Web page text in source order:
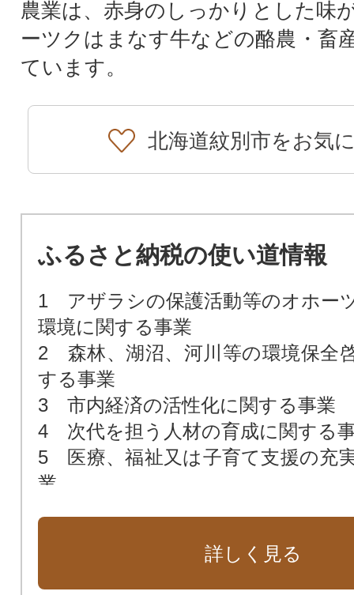
農業は、赤身のしっかりとした味
ーツクはまなす牛などの酪農・畜
ています。
北海道紋別市をお気
ふるさと納税の使い道情報
1 アザラシの保護活動等のオホー
環境に関する事業
2 森林、湖沼、河川等の環境保全
する事業
3 市内経済の活性化に関する事業
4 次代を担う人材の育成に関する
5 医療、福祉又は子育て支援の充
業
8 市長が必要と認める事業
詳しく見る